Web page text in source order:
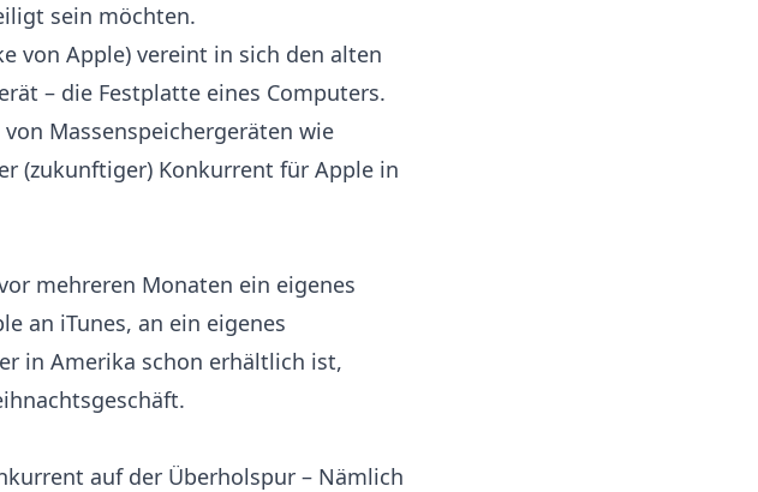
sein möchten.
von Apple) vereint in sich den alten
– die Festplatte eines Computers.
Massenspeichergeräten wie
(zukunftiger) Konkurrent für Apple in
mehreren Monaten ein eigenes
an iTunes, an ein eigenes
in Amerika schon erhältlich ist,
auf der Überholspur – Nämlich